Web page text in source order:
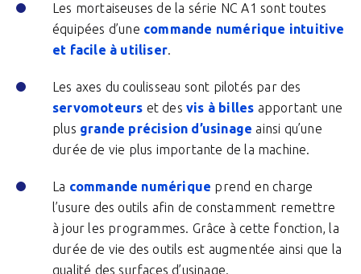
Les mortaiseuses de la série NC A1 sont toutes
équipées d’une commande numérique intuitive
et facile à utiliser.
Les axes du coulisseau sont pilotés par des
servomoteurs et desvis à billes apportant une
plus grande précision d’usinage ainsi qu’une
durée de vie plus importante de la machine.
La commande numérique prend en charge
l’usure des outils afin de constamment remettre
à jour les programmes. Grâce à cette fonction, la
durée de vie des outils est augmentée ainsi que la
qualité des surfaces d’usinage.